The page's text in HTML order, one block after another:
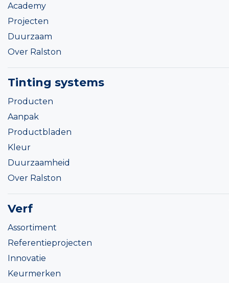
Academy
Projecten
Duurzaam
Over Ralston
Tinting systems
Producten
Aanpak
Productbladen
Kleur
Duurzaamheid
Over Ralston
Verf
Assortiment
Referentieprojecten
Innovatie
Keurmerken